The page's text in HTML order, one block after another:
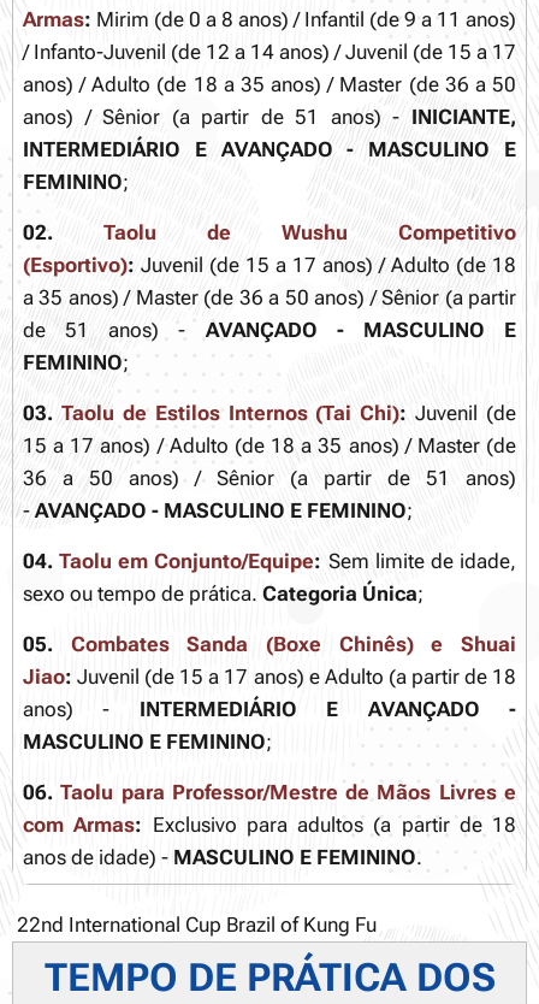
Armas: Mirim (de 0 a 8 anos) / Infantil (de 9 a 11 anos)
/ Infanto-Juvenil (de 12 a 14 anos) / Juvenil (de 15 a 17
anos) / Adulto (de 18 a 35 anos) / Master (de 36 a 50
anos) / Sênior (a partir de 51 anos) - INICIANTE,
INTERMEDIÁRIO E AVANÇADO - MASCULINO E
FEMININO;
02. Taolu de Wushu Competitivo
(Esportivo): Juvenil (de 15 a 17 anos) / Adulto (de 18
a 35 anos) / Master (de 36 a 50 anos) / Sênior (a partir
de 51 anos) -
AVANÇADO - MASCULINO E
FEMININO;
03.Taolu de Estilos Internos (Tai Chi): Juvenil (de
15 a 17 anos) / Adulto (de 18 a 35 anos) / Master (de
36 a 50 anos) / Sênior (a partir de 51 anos)
- AVANÇADO - MASCULINO E FEMININO;
04.Taolu em Conjunto/Equipe: Sem limite de idade,
sexo ou tempo de prática. Categoria Única;
05. Combates Sanda (Boxe Chinês) e Shuai
Jiao: Juvenil (de 15 a 17 anos) e Adulto (a partir de 18
anos) - INTERMEDIÁRIO E AVANÇADO -
MASCULINO E FEMININO;
06.Taolu para Professor/Mestre de Mãos Livres e
com Armas: Exclusivo para adultos (a partir de 18
anos de idade) - MASCULINO E FEMININO.
22nd International Cup Brazil of Kung Fu
TEMPO DE PRÁTICA DOS